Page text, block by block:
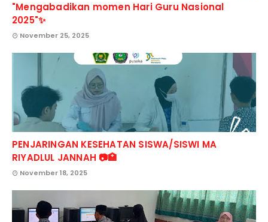
"Mengabadikan momen Hari Guru Nasional
2025"✨
November 25, 2025
PENJARINGAN KESEHATAN SISWA/SISWI MA
RIYADLUL JANNAH 📷🏥
November 18, 2025